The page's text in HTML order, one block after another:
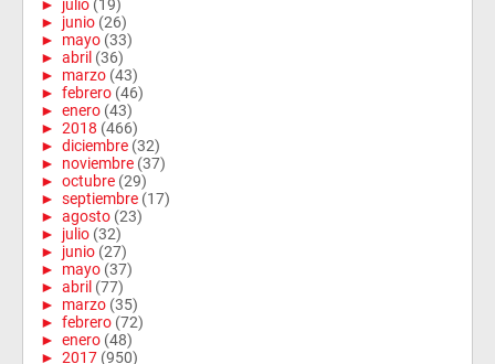
► julio (19)
► junio (26)
► mayo (33)
► abril (36)
► marzo (43)
► febrero (46)
► enero (43)
► 2018 (466)
► diciembre (32)
► noviembre (37)
► octubre (29)
► septiembre (17)
► agosto (23)
► julio (32)
► junio (27)
► mayo (37)
► abril (77)
► marzo (35)
► febrero (72)
► enero (48)
► 2017 (950)